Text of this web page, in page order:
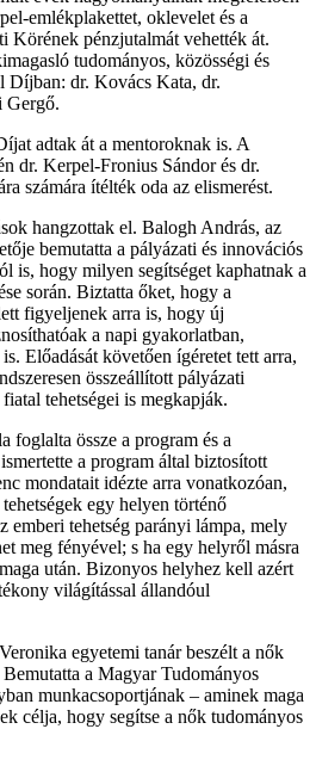
emlékplakettet, oklevelet és a
Körének pénzjutalmát vehették át.
tudományos, közösségi és
Díjban: dr. Kovács Kata, dr.
Gergő.
adtak át a mentoroknak is. A
dr. Kerpel-Fronius Sándor és dr.
számára ítélték oda az elismerést.
hangzottak el. Balogh András, az
bemutatta a pályázati és innovációs
is, hogy milyen segítséget kaphatnak a
során. Biztatta őket, hogy a
figyeljenek arra is, hogy új
a napi gyakorlatban,
Előadását követően ígéretet tett arra,
összeállított pályázati
tehetségei is megkapják.
foglalta össze a program és a
a program által biztosított
mondatait idézte arra vonatkozóan,
egy helyen történő
emberi tehetség parányi lámpa, mely
meg fényével; s ha egy helyről másra
után. Bizonyos helyhez kell azért
világítással állandóul
egyetemi tanár beszélt a nők
a Magyar Tudományos
munkacsoportjának – aminek maga
célja, hogy segítse a nők tudományos